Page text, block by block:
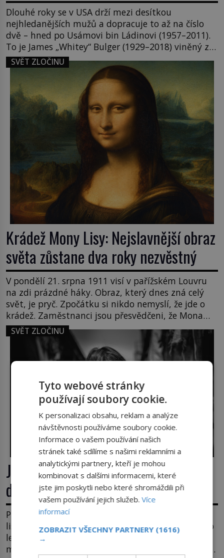
Dlouhé roky se v USA drží mezi desítkou
nejhledanějších mužů a dopracuje to až na číslo
dvě – hned po Usámovi bin Ládinovi (1957–2011).
To je James „Whitey“ Bulger (1929–2018) viněný ze
spoluúčasti na 19 vraždách, vydírání a lichvy. A
samozřejmě, krom toho je ještě drogový dealer,
který neváhá odstranit z cesty všechny práskače,
zatímco […]
SVĚT ZLOČINU
Krádež Mony Lisy: Nejslavnější obraz
světa zůstane dva roky nezvěstný
V pondělí 21. srpna 1911 visí v pařížském Louvru
na zdi prázdné háky. Obraz, který dnes zná celý
svět, je pryč. Zpočátku si nikdo nemyslí, že jde o
krádež. Zaměstnanci jsou přesvědčeni, že Mona
Lisa je jen v restaurátorské dílně nebo u fotografa.
Když se ukáže pravda, propukne jeden z největších
honů na zloděje v […]
SVĚT ZLOČINU
José Pereira: Místo manželky 12letá
dcera – a sousedi o všem vědí!
Píše se rok 2010. Muž v bílé košili systematicky
listuje kartotékou lékařských karet v obci Pinheiro
ležící asi 20 kilometrů od farmy s podivínským
majitelem. Něco tu nesedí. Ledaže… Ledaže by ta
Tyto webové stránky
používají soubory cookie.
K personalizaci obsahu, reklam a analýze
návštěvnosti používáme soubory cookie.
Informace o vašem používání našich
stránek také sdílíme s našimi reklamními a
analytickými partnery, kteří je mohou
kombinovat s dalšími informacemi, které
jste jim poskytli nebo které shromáždili při
vašem používání jejich služeb.Více
informací
ZOBRAZIT VŠECHNY PARTNERY (1616)
→